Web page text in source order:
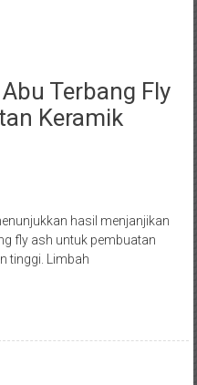
Terbang Fly
Keramik
hasil menjanjikan
fly ash untuk pembuatan
tinggi. Limbah